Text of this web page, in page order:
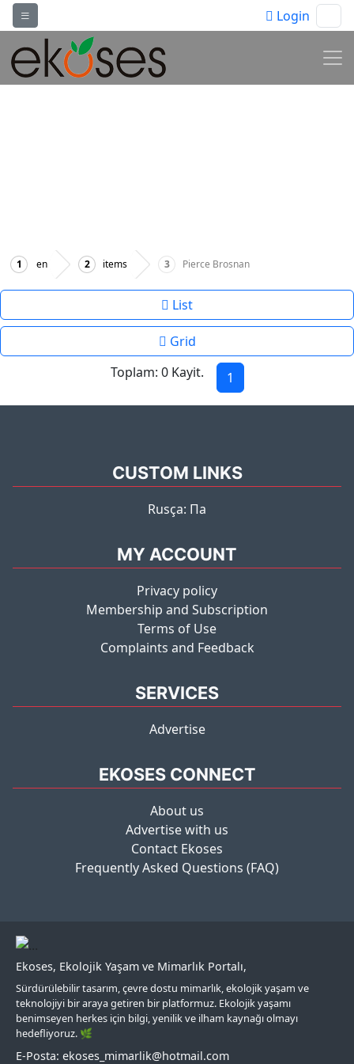
Login
en items Pierce Brosnan
List
Grid
Toplam: 0 Kayit.
1
CUSTOM LINKS
Rusça: Па
MY ACCOUNT
Privacy policy
Membership and Subscription
Terms of Use
Complaints and Feedback
SERVICES
Advertise
EKOSES CONNECT
About us
Advertise with us
Contact Ekoses
Frequently Asked Questions (FAQ)
Ekoses, Ekolojik Yaşam ve Mimarlık Portalı,
Sürdürülebilir tasarım, çevre dostu mimarlık, ekolojik yaşam ve
teknolojiyi bir araya getiren bir platformuz. Ekolojik yaşamı
benimseyen herkes için bilgi, yenilik ve ilham kaynağı olmayı
hedefliyoruz. 🌿
E-Posta: ekoses_mimarlik@hotmail.com